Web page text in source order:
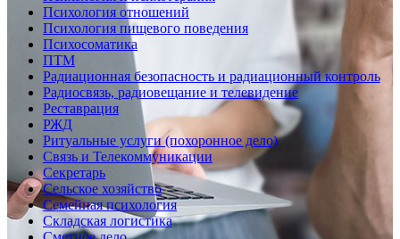
Психология отношений
Психология пищевого поведения
Психосоматика
ПТМ
Радиационная безопасность и радиационный контроль
Радиосвязь, радиовещание и телевидение
Реставрация
РЖД
Ритуальные услуги (похоронное дело)
Связь и Телекоммуникации
Секретарь
Сельское хозяйство
Семейная психология
Складская логистика